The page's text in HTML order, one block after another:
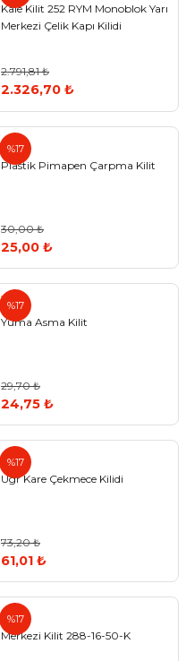
Kale Kilit 252 RYM Monoblok Yarı
Merkezi Çelik Kapı Kilidi
2.791,81 ₺
2.326,70 ₺
%17
Plastik Pimapen Çarpma Kilit
30,00 ₺
25,00 ₺
%17
Yuma
Yuma Asma Kilit
29,70 ₺
24,75 ₺
%17
Std
Ugr Kare Çekmece Kilidi
73,20 ₺
61,01 ₺
%17
Std
Merkezi Kilit 288-16-50-K